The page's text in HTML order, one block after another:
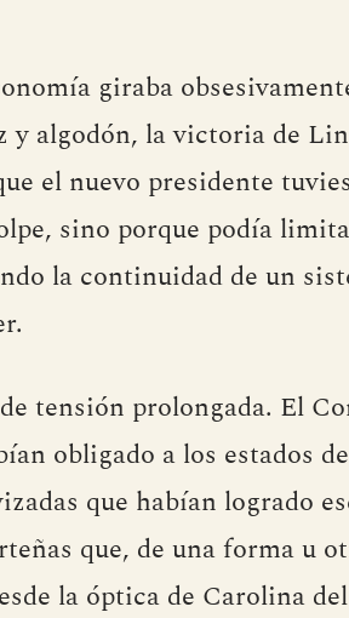
giraba
y algodón, la victoria de
el nuevo presidente
sino porque podía
la continuidad de un
tensión prolongada. El
obligado a los estados
que habían logrado
que, de una forma u
la óptica de Carolina